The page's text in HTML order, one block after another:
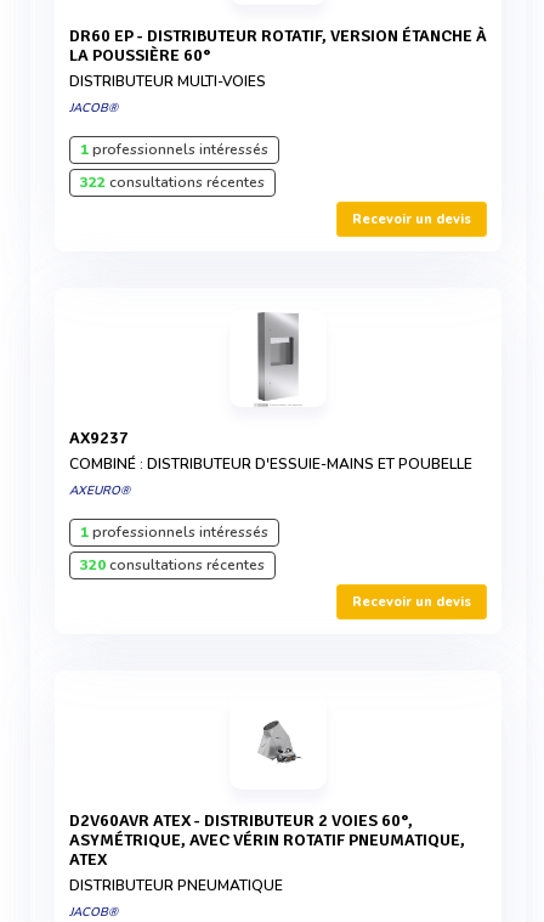
DR60 EP - DISTRIBUTEUR ROTATIF, VERSION ÉTANCHE À
LA POUSSIÈRE 60°
DISTRIBUTEUR MULTI-VOIES
JACOB®
1professionnels intéressés
322consultations récentes
Recevoir un devis
AX9237
COMBINÉ : DISTRIBUTEUR D'ESSUIE-MAINS ET POUBELLE
AXEURO®
1professionnels intéressés
320consultations récentes
Recevoir un devis
D2V60AVR ATEX - DISTRIBUTEUR 2 VOIES 60°,
ASYMÉTRIQUE, AVEC VÉRIN ROTATIF PNEUMATIQUE,
ATEX
DISTRIBUTEUR PNEUMATIQUE
JACOB®